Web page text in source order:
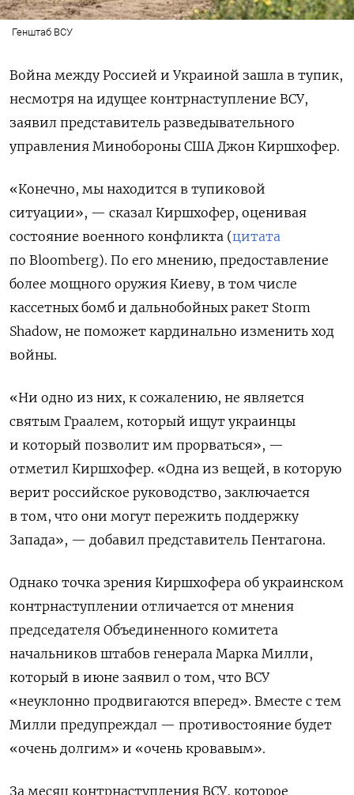
Генштаб ВСУ
Война между Россией и Украиной зашла в тупик,
несмотря на идущее контрнаступление ВСУ,
заявил представитель разведывательного
управления Минобороны США Джон Киршхофер.
«Конечно, мы находится в тупиковой
ситуации», — сказал Киршхофер, оценивая
состояние военного конфликта (цитата
по Bloomberg). По его мнению, предоставление
более мощного оружия Киеву, в том числе
кассетных бомб и дальнобойных ракет Storm
Shadow, не поможет кардинально изменить ход
войны.
«Ни одно из них, к сожалению, не является
святым Граалем, который ищут украинцы
и который позволит им прорваться», —
отметил Киршхофер. «Одна из вещей, в которую
верит российское руководство, заключается
в том, что они могут пережить поддержку
Запада», — добавил представитель Пентагона.
Однако точка зрения Киршхофера об украинском
контрнаступлении отличается от мнения
председателя Объединенного комитета
начальников штабов генерала Марка Милли,
который в июне заявил о том, что ВСУ
«неуклонно продвигаются вперед». Вместе с тем
Милли предупреждал — противостояние будет
«очень долгим» и «очень кровавым».
За месяц контрнаступления ВСУ, которое